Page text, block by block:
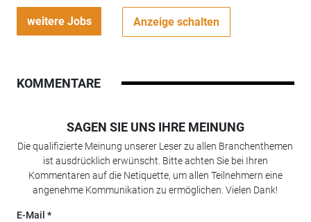
weitere Jobs Anzeige schalten
KOMMENTARE
SAGEN SIE UNS IHRE MEINUNG
Die qualifizierte Meinung unserer Leser zu allen Branchenthemen
ist ausdrücklich erwünscht. Bitte achten Sie bei Ihren
Kommentaren auf die Netiquette, um allen Teilnehmern eine
angenehme Kommunikation zu ermöglichen. Vielen Dank!
E-Mail